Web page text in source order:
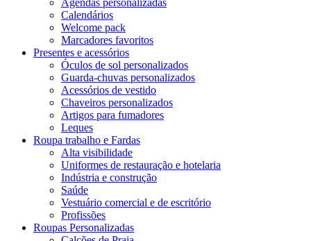
Calendários
Welcome pack
Marcadores favoritos
Presentes e acessórios
Óculos de sol personalizados
Guarda-chuvas personalizados
Acessórios de vestido
Chaveiros personalizados
Artigos para fumadores
Leques
Roupa trabalho e Fardas
Alta visibilidade
Uniformes de restauração e hotelaria
Indústria e construção
Saúde
Vestuário comercial e de escritório
Profissões
Roupas Personalizadas